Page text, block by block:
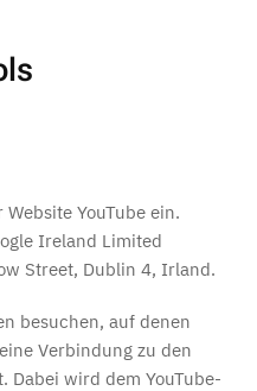
YouTube ein.
Ireland Limited
Street, Dublin 4, Irland.
besuchen, auf denen
Verbindung zu den
Dabei wird dem YouTube-